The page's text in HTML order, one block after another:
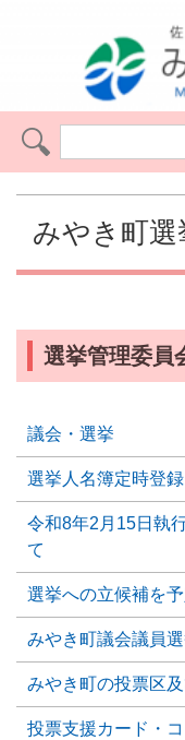
みやき町選
選挙管理委員
議会・選挙
選挙人名簿定時登録
令和8年2月15日執
て
選挙への立候補を
みやき町議会議員
みやき町の投票区
投票支援カード・